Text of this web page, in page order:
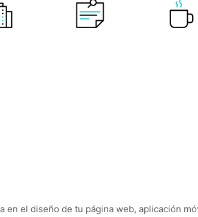
en el diseño de tu página web, aplicación